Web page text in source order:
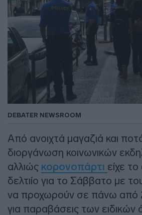
DEBATER NEWSROOM
Από ανοιχτά μαγαζιά και
διοργάνωση κοινωνικών
αλλιώς κορονοπάρτι είχε
δελτιίο για το Σάββατο με
να προχωρούν σε πάνω από
για παραβάσεις των ειδικών